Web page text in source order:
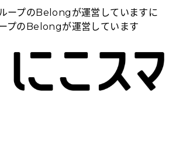
ープのBelongが運営しています に
プのBelongが運営しています